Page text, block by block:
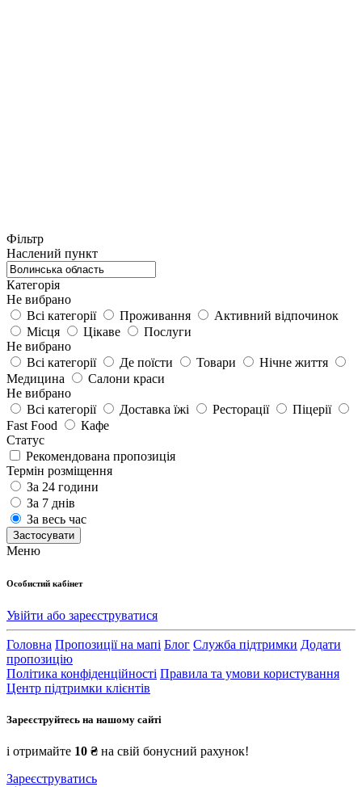
Фільтр
Наслений пункт
Категорія
Не вибрано
Всі категорії
Проживання
Активний відпочинок
Місця
Цікаве
Послуги
Не вибрано
Всі категорії
Де поїсти Товари
Нічне життя
Медицина
Салони краси
Не вибрано
Всі категорії
Доставка їжі Ресторації
Піцерії
Fast Food
Кафе
Статус
Рекомендована пропозиція
Термін розміщення
За 24 години
За 7 днів
За весь час
Застосувати
Меню
Особистий кабінет
Увійти або зареєструватися
Головна Пропозиції на мапі Блог Служба підтримки Додати
пропозицію
Політика конфіденційності Правила та умови користування
Центр підтримки клієнтів
Зареєструйтесь на нашому сайті
і отримайте 10 ₴ на свій бонусний рахунок!
Зареєструватись